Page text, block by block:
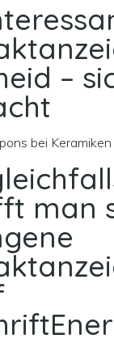
–
bei Keramiken
man